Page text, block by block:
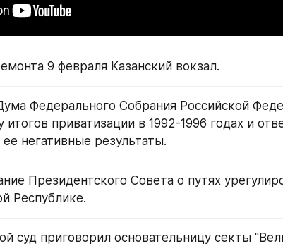
9 февраля Казанский вокзал.
Федерального Собрания Российской
итогов приватизации в 1992-1996 годах и
негативные результаты.
Президентского Совета о путях
Республике.
суд приговорил основательницу секты